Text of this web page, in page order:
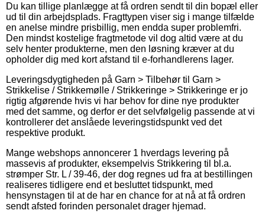
Du kan tillige planlægge at få ordren sendt til din bopæl eller
ud til din arbejdsplads. Fragttypen viser sig i mange tilfælde
en anelse mindre prisbillig, men endda super problemfri.
Den mindst kostelige fragtmetode vil dog altid være at du
selv henter produkterne, men den løsning kræver at du
opholder dig med kort afstand til e-forhandlerens lager.
Leveringsdygtigheden på Garn > Tilbehør til Garn >
Strikkelise / Strikkemølle / Strikkeringe > Strikkeringe er jo
rigtig afgørende hvis vi har behov for dine nye produkter
med det samme, og derfor er det selvfølgelig passende at vi
kontrollerer det anslåede leveringstidspunkt ved det
respektive produkt.
Mange webshops annoncerer 1 hverdags levering på
massevis af produkter, eksempelvis Strikkering til bl.a.
strømper Str. L / 39-46, der dog regnes ud fra at bestillingen
realiseres tidligere end et besluttet tidspunkt, med
hensynstagen til at de har en chance for at nå at få ordren
sendt afsted forinden personalet drager hjemad.